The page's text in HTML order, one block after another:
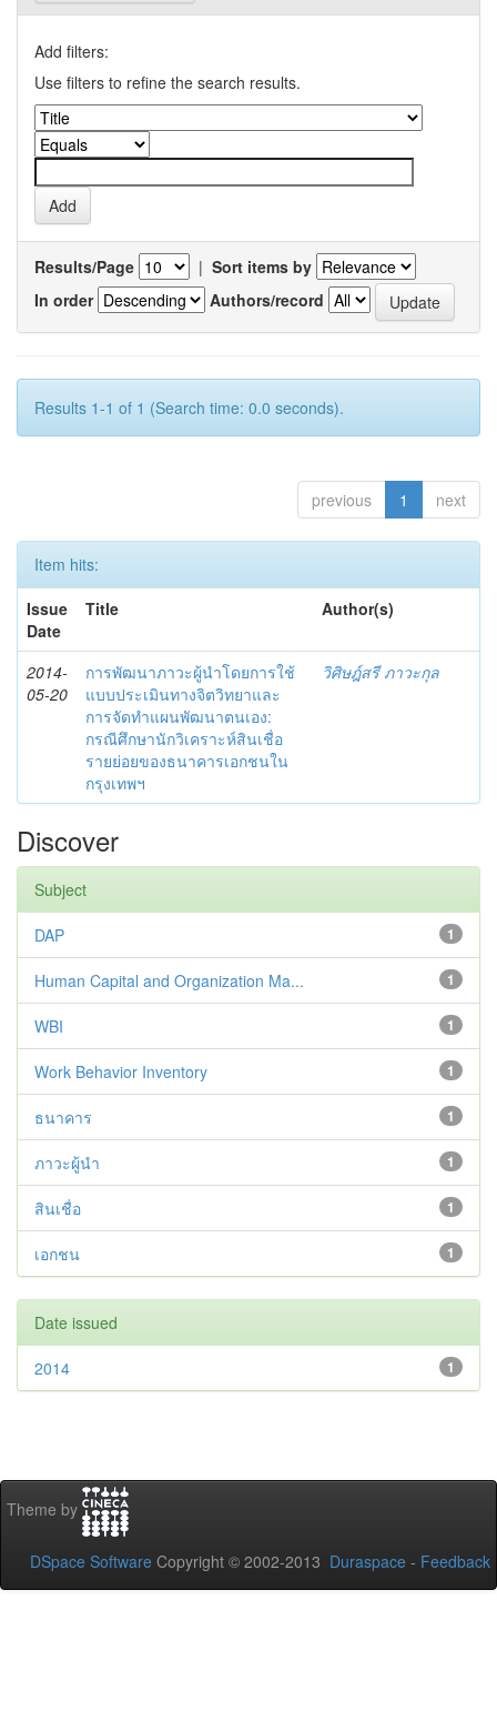
Add filters:
Use filters to refine the search results.
Results/Page | Sort items by
In order
Authors/record
Results 1-1 of 1 (Search time: 0.0 seconds).
previous 1 next
Item hits:
Issue
Date
Title Author(s)
2014-
05-20
การพัฒนาภาวะผู้นำโดยการใช้
แบบประเมินทางจิตวิทยาและ
การจัดทำแผนพัฒนาตนเอง:
กรณีศึกษานักวิเคราะห์สินเชื่อ
รายย่อยของธนาคารเอกชนใน
กรุงเทพฯ
วิศิษฎ์สรี ภาวะกุล
Discover
Subject
1
DAP
1
Human Capital and Organization Ma...
1
WBI
1
Work Behavior Inventory
1
ธนาคาร
1
ภาวะผู้นำ
1
สินเชื่อ
1
เอกชน
Date issued
1
2014
Theme by
DSpace Software Copyright © 2002-2013 Duraspace - Feedback